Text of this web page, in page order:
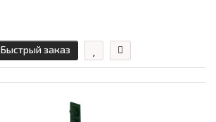
Быстрый заказ